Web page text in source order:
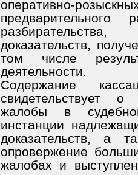
оперативно-
предварительного
доказательств,
том числе
деятельности.
Содержание
свидетельствует о
жалобы в
инстанции
доказательств, а
опровержение
жалобах и